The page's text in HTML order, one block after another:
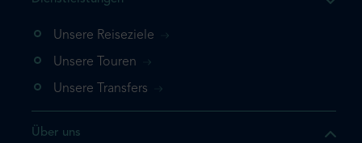
Unsere Reiseziele
Unsere Touren
Unsere Transfers
Über uns